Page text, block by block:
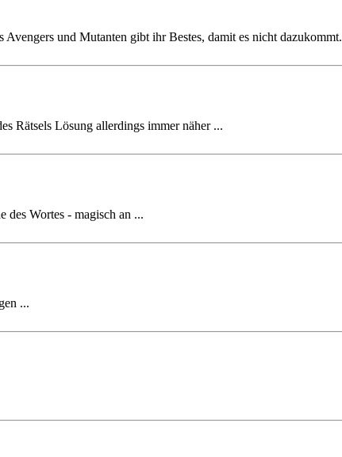
und Mutanten gibt ihr Bestes, damit es nicht dazukommt.
Rätsels Lösung allerdings immer näher ...
des Wortes - magisch an ...
...